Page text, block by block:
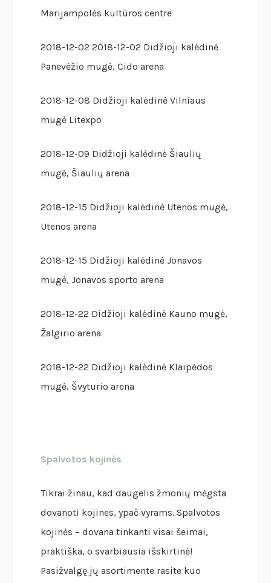
Marijampolės kultūros centre
2018-12-02 2018-12-02 Didžioji kalėdinė
Panevėžio mugė, Cido arena
2018-12-08 Didžioji kalėdinė Vilniaus
mugė Litexpo
2018-12-09 Didžioji kalėdinė Šiaulių
mugė, Šiaulių arena
2018-12-15 Didžioji kalėdinė Utenos mugė,
Utenos arena
2018-12-15 Didžioji kalėdinė Jonavos
mugė, Jonavos sporto arena
2018-12-22 Didžioji kalėdinė Kauno mugė,
Žalgirio arena
2018-12-22 Didžioji kalėdinė Klaipėdos
mugė, Švyturio arena
Spalvotos kojinės
Tikrai žinau, kad daugelis žmonių mėgsta
dovanoti kojines, ypač vyrams. Spalvotos
kojinės – dovana tinkanti visai šeimai,
praktiška, o svarbiausia išskirtinė!
Pasižvalgę jų asortimente rasite kuo